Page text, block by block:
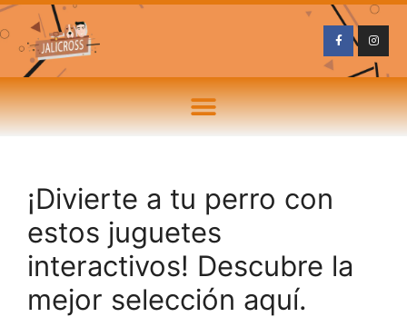
¡Divierte a tu perro con
estos juguetes
interactivos! Descubre la
mejor selección aquí.